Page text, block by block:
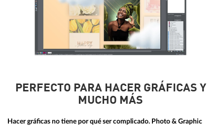
PERFECTO PARA HACER GRÁFICAS Y
MUCHO MÁS
Hacer gráficas no tiene por qué ser complicado. Photo & Graphic